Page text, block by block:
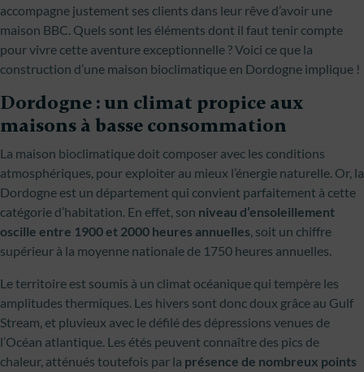
accompagne justement ses clients dans leur rêve d’avoir une
maison BBC. Quels sont les éléments dont il faut tenir compte
pour vivre cette aventure exceptionnelle ? Voici ce que la
construction d’une maison bioclimatique en Dordogne implique !
Dordogne : un climat propice aux
maisons à basse consommation
La maison bioclimatique doit composer avec les conditions
atmosphériques, pour exploiter au mieux l’énergie naturelle. Or, la
Dordogne est un département qui convient parfaitement à cette
catégorie d’habitation. En effet, son niveau d’ensoleillement
oscille entre 1900 et 2000 heures annuelles, soit un chiffre
supérieur à la moyenne nationale de 1750 heures annuelles.
Le territoire est soumis à un climat océanique qui tempère les
amplitudes thermiques. Les hivers sont donc doux grâce au Gulf
Stream, et pluvieux avec le défilé des dépressions venues de
l’Océan atlantique. Les étés peuvent connaître des pics de
chaleur, atténués toutefois par la présence de nombreux points